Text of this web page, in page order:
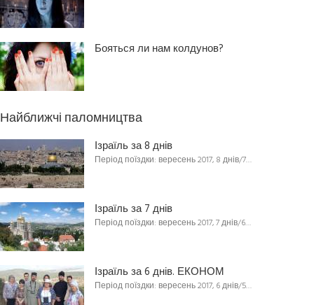
Бояться ли нам колдунов?
Найближчі паломництва
Ізраїль за 8 днів
Період поїздки: вересень 2017, 8 днів/7…
Ізраїль за 7 днів
Період поїздки: вересень 2017, 7 днів/6…
Ізраїль за 6 днів. ЕКОНОМ
Період поїздки: вересень 2017, 6 днів/5…